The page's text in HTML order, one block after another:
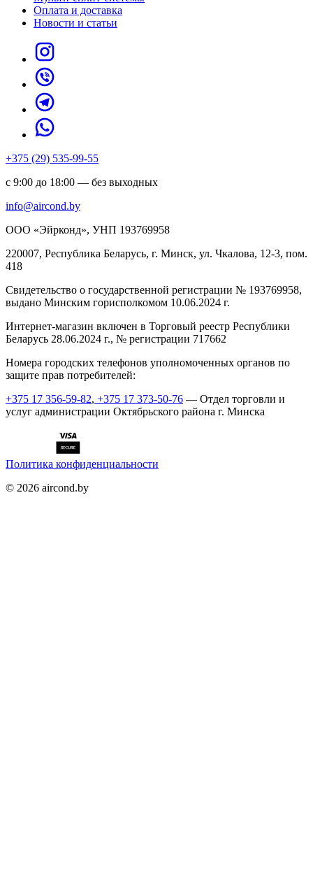
Оплата и доставка
Новости и статьи
+375 (29) 535-99-55
с 9:00 до 18:00 — без выходных
info@aircond.by
ООО «Эйрконд», УНП 193769958
220007, Республика Беларусь, г. Минск, ул. Чкалова, 12-3, пом.
418
Cвидетельство о государственной регистрации № 193769958,
выдано Минским горисполкомом 10.06.2024 г.
Интернет-магазин включен в Торговый реестр Республики
Беларусь 28.06.2024 г., № регистрации 717662
Номера городских телефонов уполномоченных органов по
защите прав потребителей:
+375 17 356-59-82, +375 17 373-50-76 — Отдел торговли и
услуг администрации Октябрьского района г. Минска
Политика конфиденциальности
© 2026 aircond.by